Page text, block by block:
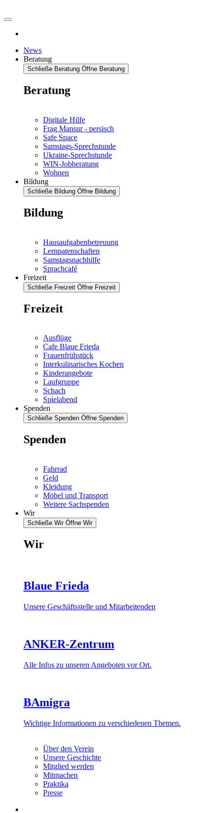
News
Beratung
Schließe Beratung Öffne Beratung
Beratung
Digitale Hilfe
Frag Mansur - persisch
Safe Space
Samstags-Sprechstunde
Ukraine-Sprechstunde
WIN-Jobberatung
Wohnen
Bildung
Schließe Bildung Öffne Bildung
Bildung
Hausaufgabenbetreuung
Lernpatenschaften
Samstagsnachhilfe
Sprachcafé
Freizeit
Schließe Freizeit Öffne Freizeit
Freizeit
Ausflüge
Cafe Blaue Frieda
Frauenfrühstück
Interkulinarisches Kochen
Kinderangebote
Laufgruppe
Schach
Spielabend
Spenden
Schließe Spenden Öffne Spenden
Spenden
Fahrrad
Geld
Kleidung
Möbel und Transport
Weitere Sachspenden
Wir
Schließe Wir Öffne Wir
Wir
Blaue Frieda
Unsere Geschäftsstelle und Mitarbeitenden
ANKER-Zentrum
Alle Infos zu unseren Angeboten vor Ort.
BAmigra
Wichtige Informationen zu verschiedenen Themen.
Über den Verein
Unsere Geschichte
Mitglied werden
Mitmachen
Praktika
Presse